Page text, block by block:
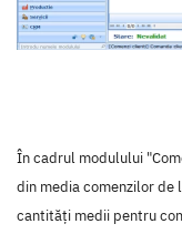
În cadrul modulului
din media comenzilor de
cantități medii pentru